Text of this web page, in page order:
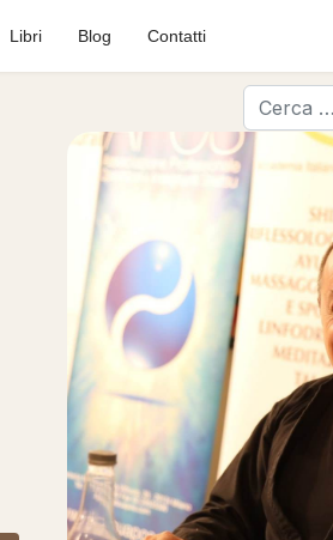
Libri Blog Contatti
Cerca